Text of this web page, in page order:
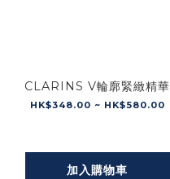
CLARINS V輪廓緊緻精華
HK$348.00 ~ HK$580.00
加入購物車